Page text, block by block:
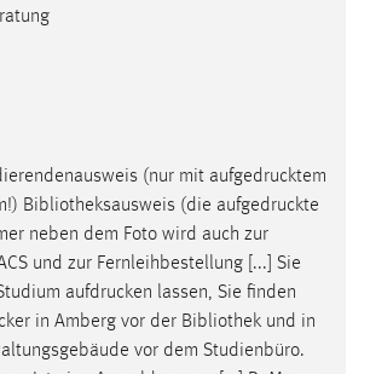
(nur mit aufgedrucktem
Bibliotheksausweis (die aufgedruckte
neben dem Foto wird auch zur
und zur Fernleihbestellung [...] Sie
aufdrucken lassen, Sie finden
in Amberg vor der Bibliothek und in
vor dem Studienbüro.